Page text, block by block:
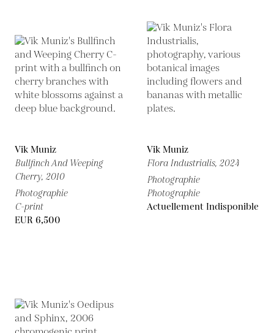
Vik Muniz
Bullfinch And Weeping
Cherry, 2010
Photographie
C-print
EUR 6,500
Vik Muniz
Flora Industrialis, 2024
Photographie
Photographie
Actuellement Indisponible